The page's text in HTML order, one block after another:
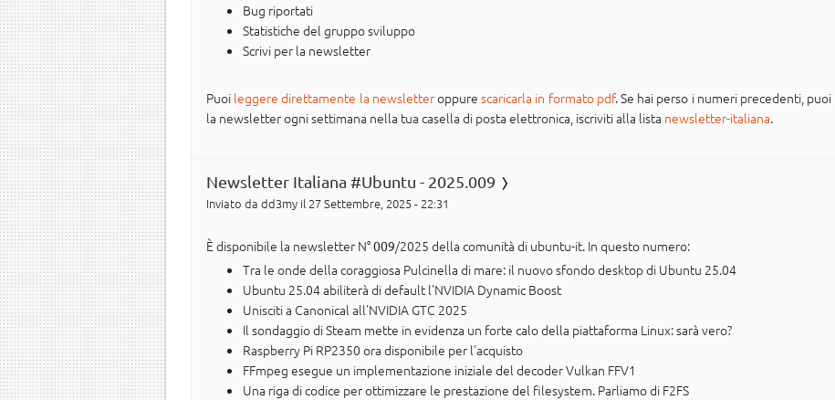
Bug riportati
Statistiche del gruppo sviluppo
Scrivi per la newsletter
Puoi leggere direttamente la newsletteroppurescaricarla in formato pdf. Se hai perso i numeri precedenti,
la newsletter ogni settimana nella tua casella di posta elettronica, iscriviti alla lista newsletter-italiana.
Newsletter Italiana #Ubuntu - 2025.009
Inviato da dd3my il 27 Settembre, 2025 - 22:31
È disponibile la newsletter N°009/2025 della comunità di ubuntu-it. In questo numero:
Tra le onde della coraggiosa Pulcinella di mare: il nuovo sfondo desktop di Ubuntu 25.04
Ubuntu 25.04 abiliterà di default l'NVIDIA Dynamic Boost
Unisciti a Canonical all'NVIDIA GTC 2025
Il sondaggio di Steam mette in evidenza un forte calo della piattaforma Linux: sarà vero?
Raspberry Pi RP2350 ora disponibile per l'acquisto
FFmpeg esegue un implementazione iniziale del decoder Vulkan FFV1
Una riga di codice per ottimizzare le prestazione del filesystem. Parliamo di F2FS